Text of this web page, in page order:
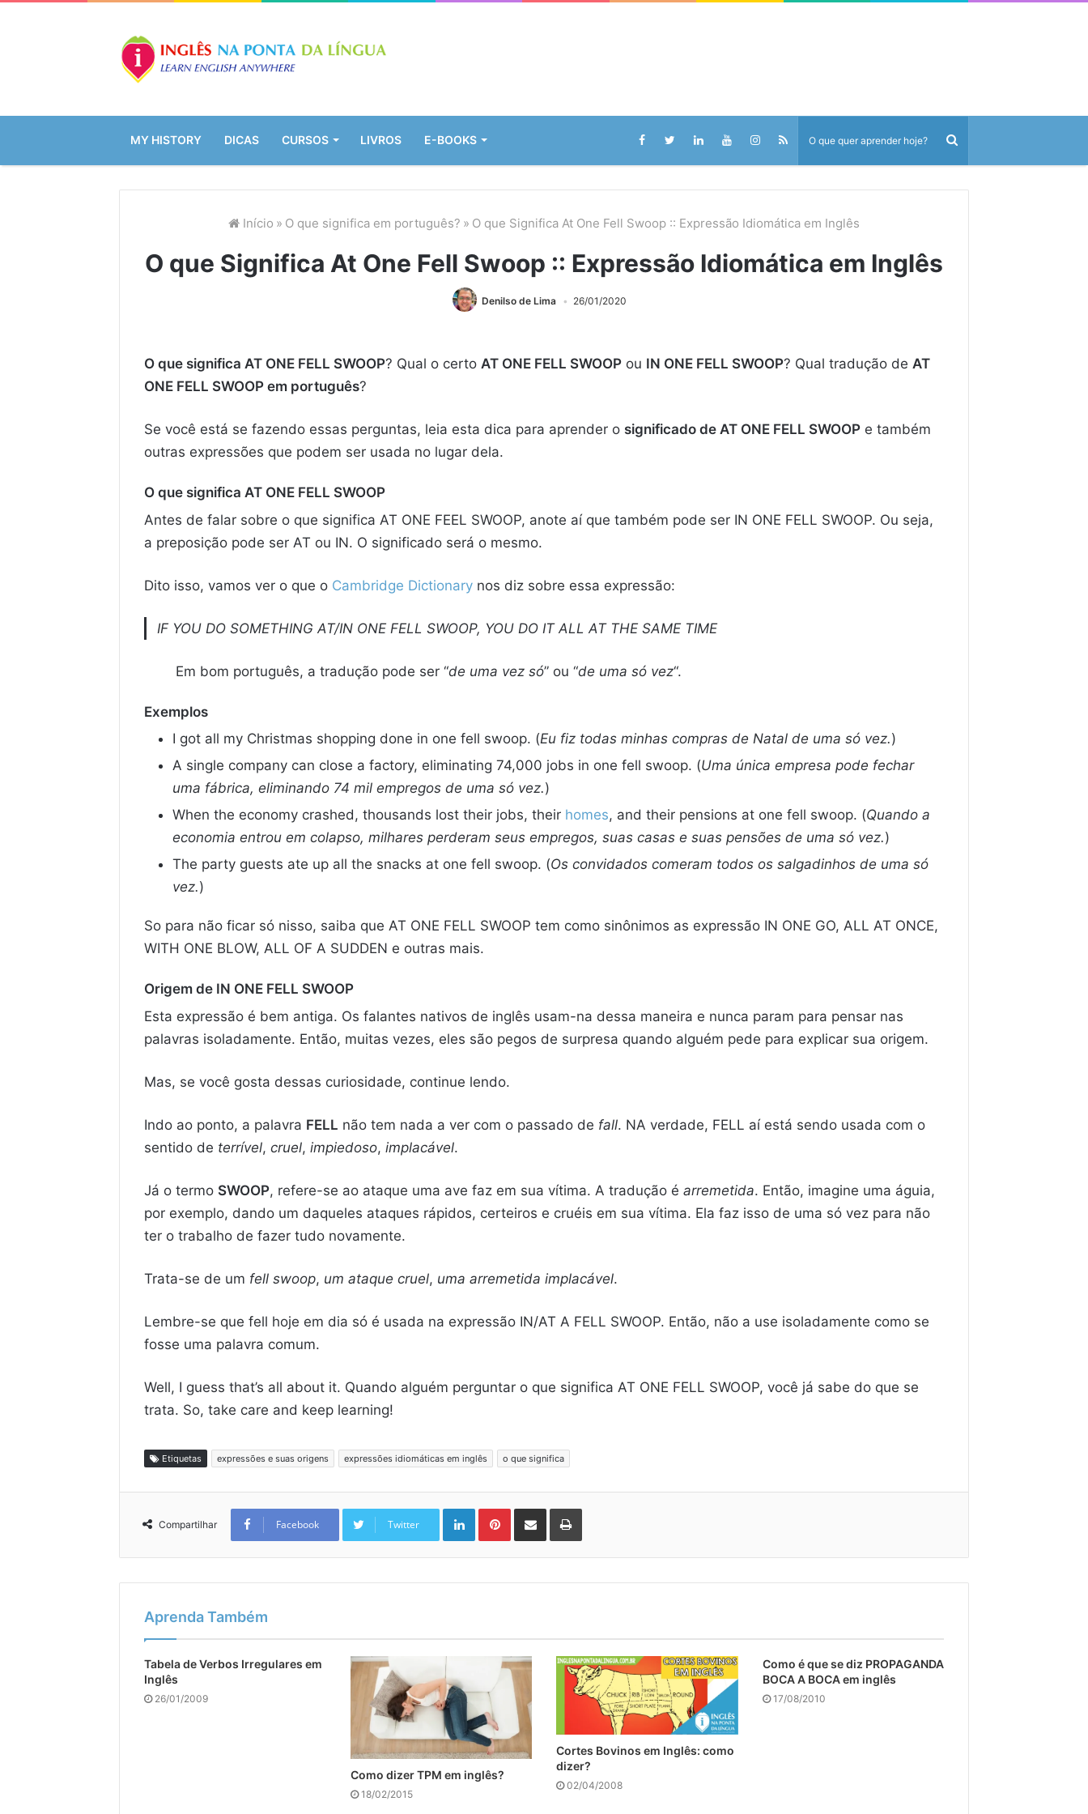
MY HISTORY DICAS CURSOS LIVROS E-BOOKS
Início » O que significa em português? » O que Significa At One Fell Swoop :: Expressão Idiomática em Inglês
O que Significa At One Fell Swoop :: Expressão Idiomática em Inglês
Denilso de Lima 26/01/2020
O que significa AT ONE FELL SWOOP? Qual o certo AT ONE FELL SWOOP ou IN ONE FELL SWOOP? Qual tradução de AT
ONE FELL SWOOP em português?
Se você está se fazendo essas perguntas, leia esta dica para aprender o significado de AT ONE FELL SWOOP e também
outras expressões que podem ser usada no lugar dela.
O que significa AT ONE FELL SWOOP
Antes de falar sobre o que significa AT ONE FEEL SWOOP, anote aí que também pode ser IN ONE FELL SWOOP. Ou seja,
a preposição pode ser AT ou IN. O significado será o mesmo.
Dito isso, vamos ver o que o Cambridge Dictionary nos diz sobre essa expressão:
IF YOU DO SOMETHING AT/IN ONE FELL SWOOP, YOU DO IT ALL AT THE SAME TIME
Em bom português, a tradução pode ser “de uma vez só” ou “de uma só vez“.
Exemplos
I got all my Christmas shopping done in one fell swoop. (Eu fiz todas minhas compras de Natal de uma só vez.)
A single company can close a factory, eliminating 74,000 jobs in one fell swoop. (Uma única empresa pode fechar
uma fábrica, eliminando 74 mil empregos de uma só vez.)
When the economy crashed, thousands lost their jobs, their homes, and their pensions at one fell swoop. (Quando a
economia entrou em colapso, milhares perderam seus empregos, suas casas e suas pensões de uma só vez.)
The party guests ate up all the snacks at one fell swoop. (Os convidados comeram todos os salgadinhos de uma só
vez.)
So para não ficar só nisso, saiba que AT ONE FELL SWOOP tem como sinônimos as expressão IN ONE GO, ALL AT ONCE,
WITH ONE BLOW, ALL OF A SUDDEN e outras mais.
Origem de IN ONE FELL SWOOP
Esta expressão é bem antiga. Os falantes nativos de inglês usam-na dessa maneira e nunca param para pensar nas
palavras isoladamente. Então, muitas vezes, eles são pegos de surpresa quando alguém pede para explicar sua origem.
Mas, se você gosta dessas curiosidade, continue lendo.
Indo ao ponto, a palavra FELL não tem nada a ver com o passado de fall. NA verdade, FELL aí está sendo usada com o
sentido de terrível, cruel, impiedoso, implacável.
Já o termo SWOOP, refere-se ao ataque uma ave faz em sua vítima. A tradução é arremetida. Então, imagine uma águia,
por exemplo, dando um daqueles ataques rápidos, certeiros e cruéis em sua vítima. Ela faz isso de uma só vez para não
ter o trabalho de fazer tudo novamente.
Trata-se de um fell swoop, um ataque cruel, uma arremetida implacável.
Lembre-se que fell hoje em dia só é usada na expressão IN/AT A FELL SWOOP. Então, não a use isoladamente como se
fosse uma palavra comum.
Well, I guess that’s all about it. Quando alguém perguntar o que significa AT ONE FELL SWOOP, você já sabe do que se
trata. So, take care and keep learning!
Etiquetas expressões e suas origens expressões idiomáticas em inglês o que significa
Compartilhar Facebook Twitter
LinkedinPinterest
Compartilhar via e-mail Imprimir
Aprenda Também
Tabela de Verbos Irregulares em
Inglês
26/01/2009
Como dizer TPM em inglês?
18/02/2015
Cortes Bovinos em Inglês: como
dizer?
02/04/2008
Como é que se diz PROPAGANDA
BOCA A BOCA em inglês
17/08/2010